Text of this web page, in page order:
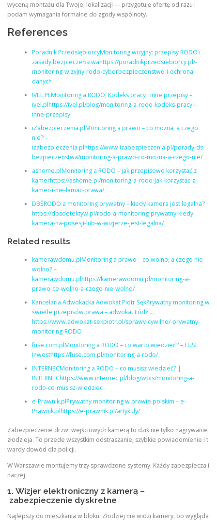
wyceną montażu dla Twojej lokalizacji — przygotuję ofertę od razu i
podam wymagania formalne do zgody wspólnoty.
References
Poradnik PrzedsiębiorcyMonitoring wizyjny: przepisy RODO i
zasady bezpieczeństwahttps://poradnikprzedsiebiorcy.pl/-
monitoring-wizyjny-rodo-cyberbezpieczenstwo-i-ochrona-
danych
IVEL.PLMonitoring a RODO, Kodeks pracy i inne przepisy –
ivel.plhttps://ivel.pl/blog/monitoring-a-rodo-kodeks-pracy-i-
inne-przepisy
iZabezpieczenia.plMonitoring a prawo – co można, a czego
nie? –
izabezpieczenia.plhttps://www.izabezpieczenia.pl/porady-ds-
bezpieczenstwa/monitoring-a-prawo-co-mozna-a-czego-nie/
ashome.plMonitoring a RODO – jak przepisowo korzystać z
kamerhttps://ashome.pl/monitoring-a-rodo-jak-korzystac-z-
kamer-i-nie-lamac-prawa/
DBŚRODO a monitoring prywatny – kiedy kamera jest legalna?
https://dbsdetektyw.pl/rodo-a-monitoring-prywatny-kiedy-
kamera-na-posesji-lub-w-wizjerze-jest-legalna/
Related results
kamerawdomu.plMonitoring a prawo – co wolno, a czego nie
wolno? –
kamerawdomu.plhttps://kamerawdomu.pl/monitoring-a-
prawo-co-wolno-a-czego-nie-wolno/
Kancelaria Adwokacka Adwokat Piotr SękPrywatny monitoring w
świetle przepisów prawa – adwokat Łódź …
https://www.adwokat-sekpiotr.pl/sprawy-cywilne/-prywatny-
monitoring-RODO
fuse.com.plMonitoring a RODO – co warto wiedzieć? – FUSE
Inwesthttps://fuse.com.pl/monitoring-a-rodo/
INTERNECMonitoring a RODO – co musisz wiedzieć? |
INTERNEChttps://www.internec.pl/blog/wpis/monitoring-a-
rodo-co-musisz-wiedziec
e-Prawnik.plPrywatny monitoring w prawie polskim – e-
Prawnik.plhttps://e-prawnik.pl/artykuly/
Zabezpieczenie drzwi wejściowych kamerą to dziś nie tylko nagrywanie
złodzieja. To przede wszystkim odstraszanie, szybkie powiadomienie i t
wardy dowód dla policji.
W Warszawie montujemy trzy sprawdzone systemy. Każdy zabezpiecza i
naczej.
1. Wizjer elektroniczny z kamerą –
zabezpieczenie dyskretne
Najlepszy do mieszkania w bloku. Złodziej nie widzi kamery, bo wygląda